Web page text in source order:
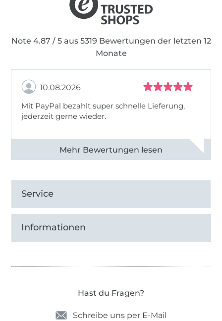
Note 4.87 / 5 aus 5319 Bewertungen der letzten 12
Monate
10.08.2026
Mit PayPal bezahlt super schnelle Lieferung,
jederzeit gerne wieder.
Alle 83031 Bewertungen ansehen
Service
Informationen
Hast du Fragen?
Schreibe uns per E-Mail